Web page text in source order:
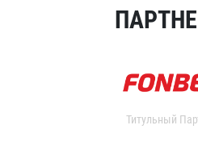
Титульный